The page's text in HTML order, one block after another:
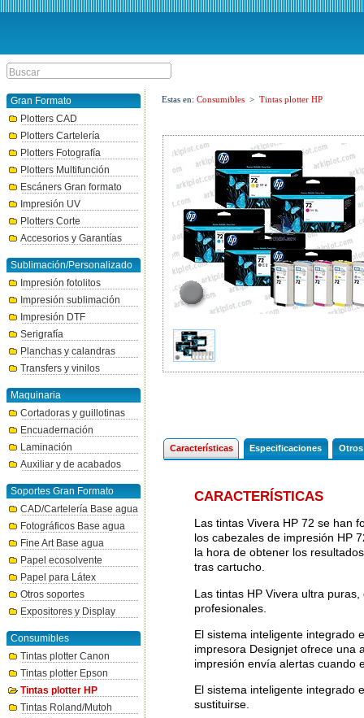
Gran Formato
Plotters CAD
Plotters Cartelería
Plotters Fotografía
Plotters Multifunción
Escáners Gran formato
Impresión UV
Plotters Corte
Accesorios y Garantías
Sublimación/Personalizado
Impresión fotolitos
Impresión sublimación
Impresión DTF
Serigrafía
Planchas y calandras
Transfers y vinilos
Maquinaria
Cortadoras y guillotinas
Encuadernación
Laminación
Auxiliar y de acabados
Soportes Gran Formato
CAD/Cartelería Base agua
Fotográficos Base agua
Fine Art Base agua
Papel ecosolvente
Papel para Látex
Otros soportes
Expositores y Display
Consumibles
Tintas plotter Canon
Tintas plotter Epson
Tintas plotter HP
Tintas Roland/Mutoh
Estas en: Consumibles > Tintas plotter HP
Características Especificaciones
CARACTERÍSTICAS
Las tintas Vivera HP 72 se han
los cabezales de impresión HP
la hora de obtener los
tras cartucho.
Las tintas HP Vivera ultra
profesionales.
El sistema inteligente integrado
impresora Designjet ofrece una
impresión envía alertas cuando
El sistema inteligente integrado
sustituirse.